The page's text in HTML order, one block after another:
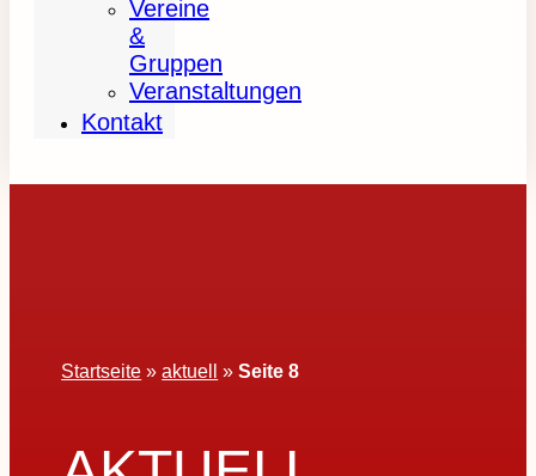
Vereine
&
Gruppen
Veranstaltungen
Kontakt
Startseite »aktuell »Seite 8